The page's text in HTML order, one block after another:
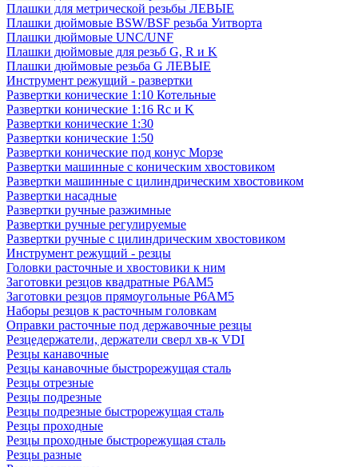
Плашки для метрической резьбы ЛЕВЫЕ
Плашки дюймовые BSW/BSF резьба Уитворта
Плашки дюймовые UNC/UNF
Плашки дюймовые для резьб G, R и K
Плашки дюймовые резьба G ЛЕВЫЕ
Инструмент режущий - развертки
Развертки конические 1:10 Котельные
Развертки конические 1:16 Rc и K
Развертки конические 1:30
Развертки конические 1:50
Развертки конические под конус Морзе
Развертки машинные с коническим хвостовиком
Развертки машинные с цилиндрическим хвостовиком
Развертки насадные
Развертки ручные разжимные
Развертки ручные регулируемые
Развертки ручные с цилиндрическим хвостовиком
Инструмент режущий - резцы
Головки расточные и хвостовики к ним
Заготовки резцов квадратные Р6АМ5
Заготовки резцов прямоугольные Р6АМ5
Наборы резцов к расточным головкам
Оправки расточные под державочные резцы
Резцедержатели, держатели сверл хв-к VDI
Резцы канавочные
Резцы канавочные быстрорежущая сталь
Резцы отрезные
Резцы подрезные
Резцы подрезные быстрорежущая сталь
Резцы проходные
Резцы проходные быстрорежущая сталь
Резцы разные